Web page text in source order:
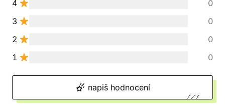
4
0
3
0
2
0
1
0
napiš hodnocení